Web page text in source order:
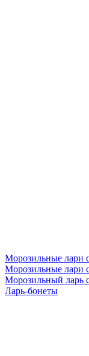
Морозильные лари
Морозильные лари
Морозильный ларь
Ларь-бонеты